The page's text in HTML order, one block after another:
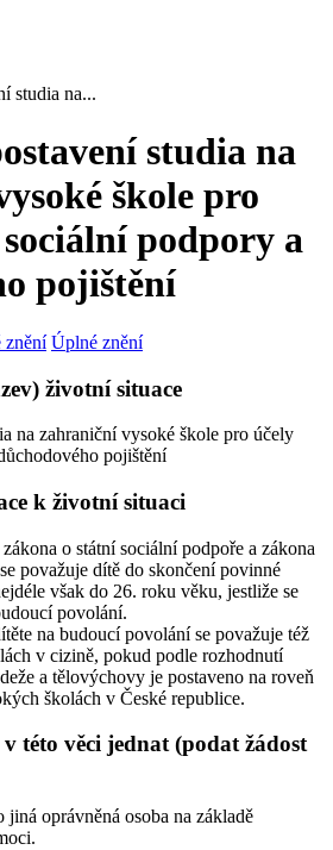
studia na...
studia na
škole pro
podpory a
pojištění
znění Úplné znění
životní situace
na zahraniční vysoké škole pro účely
pojištění
k životní situaci
o státní sociální podpoře a zákona
považuje dítě do skončení povinné
však do 26. roku věku, jestliže se
povolání.
na budoucí povolání se považuje též
v cizině, pokud podle rozhodnutí
a tělovýchovy je postaveno na roveň
školách v České republice.
této věci jednat (podat žádost
oprávněná osoba na základě